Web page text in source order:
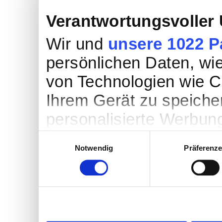
Verantwortungsvoller
Wir und unsere 1022
persönlichen Daten,
von Technologien wie
Ihrem Gerät zu
personalisierte
Entwicklung von
entscheiden darüber,
Notwendig